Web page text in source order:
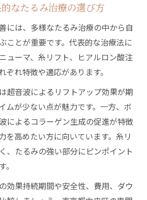
推奨するシワ新治療の選び方
るみの複合ケア最前線レポート
で急増中の新技術を徹底解説
シワ改善への一歩を解き明かす
門クリニックのシワケア継続術
を習慣化するためのポイント解説
やすいシワたるみ治療の特徴とは
解消に役立つアフターケア知識
なたるみ治療の選び方
には、多様なたるみ治療の中から自
ことが重要です。代表的な治療法に
ューマ、糸リフト、ヒアルロン酸注
ぞれ特徴や適応があります。
超音波によるリフトアップ効果が期
ムが少ない点が魅力です。一方、ボ
によるコラーゲン生成の促進が特徴
を高めたい方に向いています。糸リ
、たるみの強い部分にピンポイント
効果持続期間や安全性、費用、ダウ